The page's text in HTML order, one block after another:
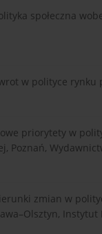
społeczna
w polityce rynku
priorytety w
Poznań,
zmian w